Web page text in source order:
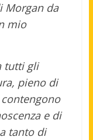
Morgan da
mio
tutti gli
pieno di
e di
tanto di